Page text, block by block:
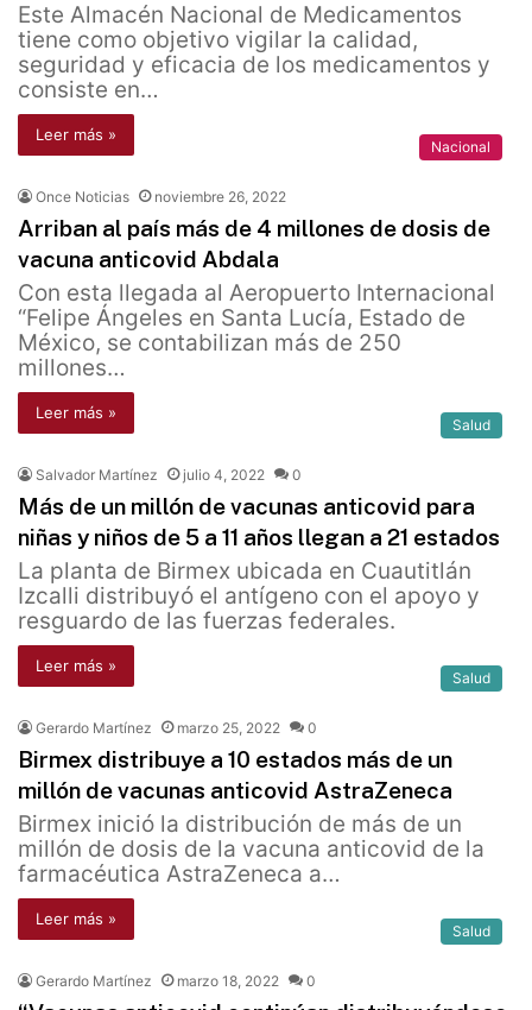
Este Almacén Nacional de Medicamentos
tiene como objetivo vigilar la calidad,
seguridad y eficacia de los medicamentos y
consiste en…
Leer más »
Nacional
Once Noticias noviembre 26, 2022
Arriban al país más de 4 millones de dosis de
vacuna anticovid Abdala
Con esta llegada al Aeropuerto Internacional
“Felipe Ángeles en Santa Lucía, Estado de
México, se contabilizan más de 250
millones…
Leer más »
Salud
Salvador Martínez julio 4, 2022 0
Más de un millón de vacunas anticovid para
niñas y niños de 5 a 11 años llegan a 21 estados
La planta de Birmex ubicada en Cuautitlán
Izcalli distribuyó el antígeno con el apoyo y
resguardo de las fuerzas federales.
Leer más »
Salud
Gerardo Martínez marzo 25, 2022 0
Birmex distribuye a 10 estados más de un
millón de vacunas anticovid AstraZeneca
Birmex inició la distribución de más de un
millón de dosis de la vacuna anticovid de la
farmacéutica AstraZeneca a…
Leer más »
Salud
Gerardo Martínez marzo 18, 2022 0